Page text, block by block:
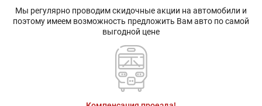
Мы регулярно проводим скидочные акции на автомобили и
поэтому имеем возможность предложить Вам авто по самой
выгодной цене